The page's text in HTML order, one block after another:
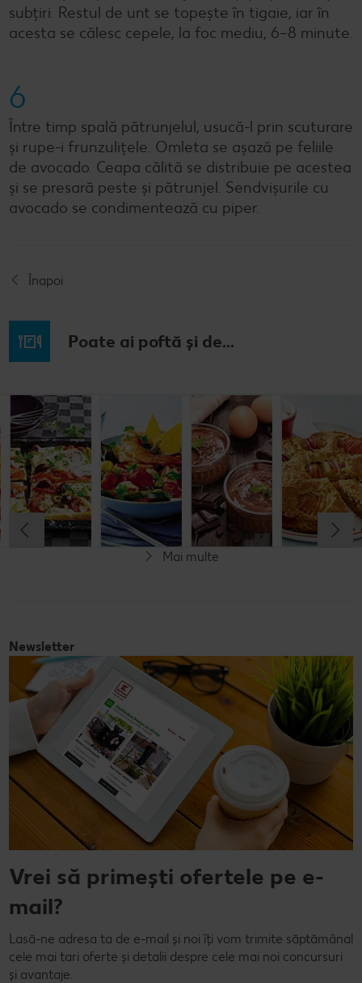
subțiri. Restul de unt se topește în tigaie, iar în
acesta se călesc cepele, la foc mediu, 6–8 minute.
6
Între timp spală pătrunjelul, usucă-l prin scuturare
și rupe-i frunzulițele. Omleta se așază pe feliile
de avocado. Ceapa călită se distribuie pe acestea
și se presară peste și pătrunjel. Sendvișurile cu
avocado se condimentează cu piper.
Înapoi
Poate ai poftă și de...
Budincă
italiană de
orez cu salată
de fructe
Cel mult 60 minute
Simplu
Clătite cu
legume și
mozzarella
Cel mult 30 minute
Simplu
Tocană
italienească
de pește
Cel mult 60 minute
Simplu
Cremă la
Cel mult 60 minute
Simplu
Mai multe
Newsletter
Vrei să primești ofertele pe e-
mail?
Lasă-ne adresa ta de e-mail și noi îți vom trimite săptămânal
cele mai tari oferte și detalii despre cele mai noi concursuri
și avantaje.